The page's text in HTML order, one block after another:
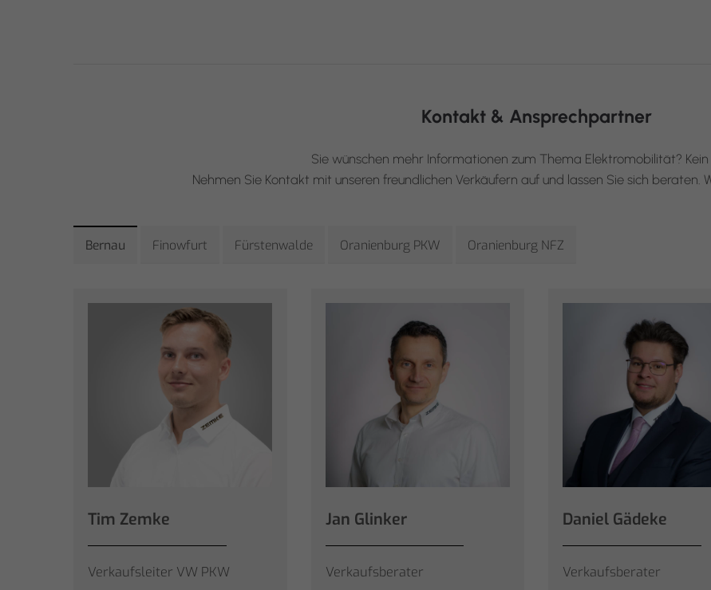
Kontakt & Ansprechpartner
Sie wünschen mehr Informationen zum Thema Elektromobilität? Kein
Nehmen Sie Kontakt mit unseren freundlichen Verkäufern auf und lassen Sie sich beraten.
Bernau Finowfurt Fürstenwalde Oranienburg PKW Oranienburg NFZ
Tim Zemke
Verkaufsleiter VW PKW
Jan Glinker
Verkaufsberater
Daniel Gädeke
Verkaufsberater